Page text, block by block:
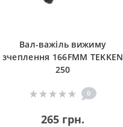
Вал-важіль вижиму
зчеплення 166FMM TEKKEN
250
0
265 грн.